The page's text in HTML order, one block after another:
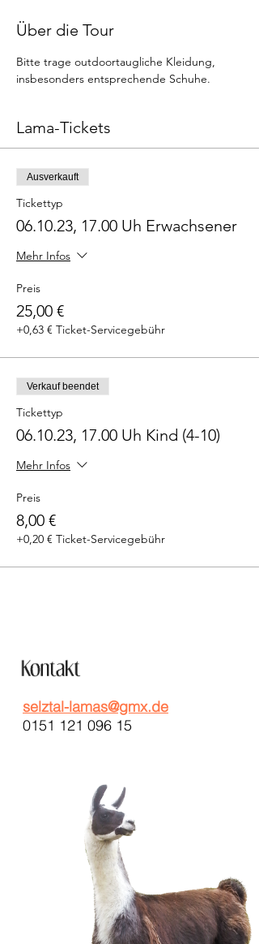
Über die Tour
Bitte trage outdoortaugliche Kleidung,
insbesonders entsprechende Schuhe.
Lama-Tickets
Ausverkauft
Tickettyp
06.10.23, 17.00 Uh Erwachsener
Mehr Infos
Preis
25,00 €
+0,63 € Ticket-Servicegebühr
Verkauf beendet
Tickettyp
06.10.23, 17.00 Uh Kind (4-10)
Mehr Infos
Preis
8,00 €
+0,20 € Ticket-Servicegebühr
selztal-lamas@gmx.de
0151 121 096 15